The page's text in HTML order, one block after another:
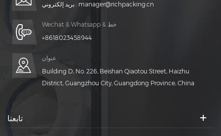
بريد إلكتروني : manager@richpacking.cn
Wechat & Whatsapp & خط
+8618023458944
عنوان
Building D, No. 226, Beishan Qiaotou Street, Haizhu
District, Guangzhou City, Guangdong Province, China
تابعنا